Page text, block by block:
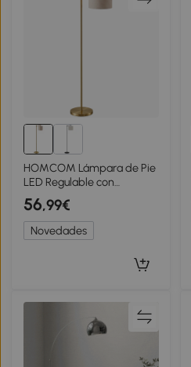
HOMCOM Lámpara de Pie
LED Regulable con
Temperaturas de Color
Ajuste Continuo Control
Remoto Temporizador de
60 Minutos Dorado
56,99€
Novedades